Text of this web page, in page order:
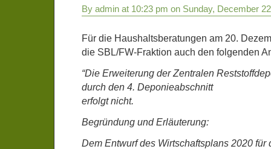
By admin at 10:23 pm on Sunday, December
Für die Haushaltsberatungen am 20.
die SBL/FW-Fraktion auch den folgenden
“Die Erweiterung der Zentralen
durch den 4. Deponieabschnitt
erfolgt nicht.
Begründung und Erläuterung:
Dem Entwurf des Wirtschaftsplans 2020 für